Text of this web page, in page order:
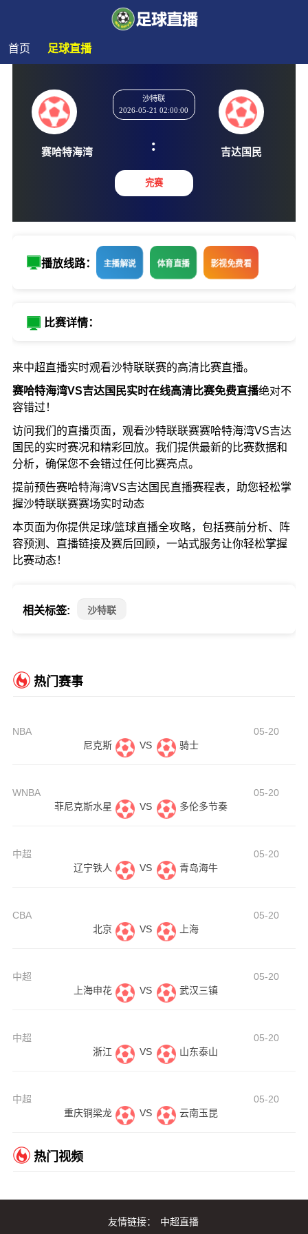
首页 足球直播
沙特联
2026-05-21 02:00:00
:
完赛
播放线路： 主播解说 体育直播 影视免费看
比赛详情：
来中超直播实时观看沙特联联赛的高清比赛直播。
赛哈特海湾VS吉达国民实时在线高清比赛免费直播绝对不
容错过！
访问我们的直播页面，观看沙特联联赛赛哈特海湾VS吉达
国民的实时赛况和精彩回放。我们提供最新的比赛数据和
分析，确保您不会错过任何比赛亮点。
提前预告赛哈特海湾VS吉达国民直播赛程表，助您轻松掌
握沙特联联赛赛场实时动态
本页面为你提供足球/篮球直播全攻略，包括赛前分析、阵
容预测、直播链接及赛后回顾，一站式服务让你轻松掌握
比赛动态！
相关标签: 沙特联
热门赛事
NBA
05-20
尼克斯
VS 骑士
WNBA
05-20
菲尼克斯水星
VS 多伦多节奏
中超
05-20
辽宁铁人
VS 青岛海牛
CBA
05-20
北京
VS 上海
中超
05-20
上海申花
VS 武汉三镇
中超
05-20
浙江
VS 山东泰山
中超
05-20
重庆铜梁龙
VS 云南玉昆
热门视频
友情链接： 中超直播